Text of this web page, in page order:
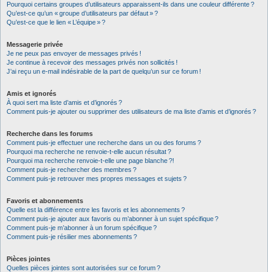
Pourquoi certains groupes d’utilisateurs apparaissent-ils dans une couleur différente ?
Qu’est-ce qu’un « groupe d’utilisateurs par défaut » ?
Qu’est-ce que le lien « L’équipe » ?
Messagerie privée
Je ne peux pas envoyer de messages privés !
Je continue à recevoir des messages privés non sollicités !
J’ai reçu un e-mail indésirable de la part de quelqu’un sur ce forum !
Amis et ignorés
À quoi sert ma liste d’amis et d’ignorés ?
Comment puis-je ajouter ou supprimer des utilisateurs de ma liste d’amis et d’ignorés ?
Recherche dans les forums
Comment puis-je effectuer une recherche dans un ou des forums ?
Pourquoi ma recherche ne renvoie-t-elle aucun résultat ?
Pourquoi ma recherche renvoie-t-elle une page blanche ?!
Comment puis-je rechercher des membres ?
Comment puis-je retrouver mes propres messages et sujets ?
Favoris et abonnements
Quelle est la différence entre les favoris et les abonnements ?
Comment puis-je ajouter aux favoris ou m’abonner à un sujet spécifique ?
Comment puis-je m’abonner à un forum spécifique ?
Comment puis-je résilier mes abonnements ?
Pièces jointes
Quelles pièces jointes sont autorisées sur ce forum ?